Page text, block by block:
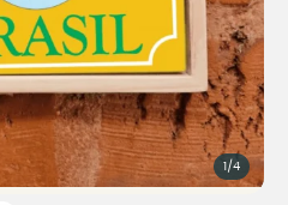
1/4